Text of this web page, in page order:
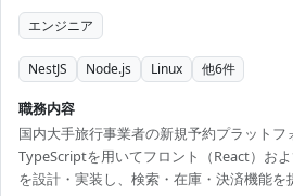
エンジニア
NestJS Node.js Linux 他6件
職務内容
国内大手旅行事業者の新規予約プラットフ
TypeScriptを用いてフロント（React）お
を設計・実装し、検索・在庫・決済機能を